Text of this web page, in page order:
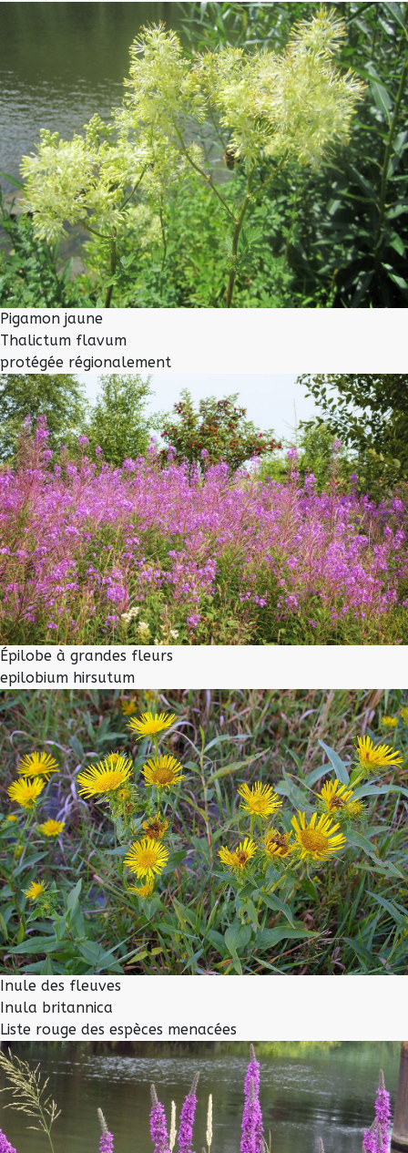
Pigamon jaune
Thalictum flavum
protégée régionalement
Épilobe à grandes fleurs
epilobium hirsutum
Inule des fleuves
Inula britannica
Liste rouge des espèces menacées